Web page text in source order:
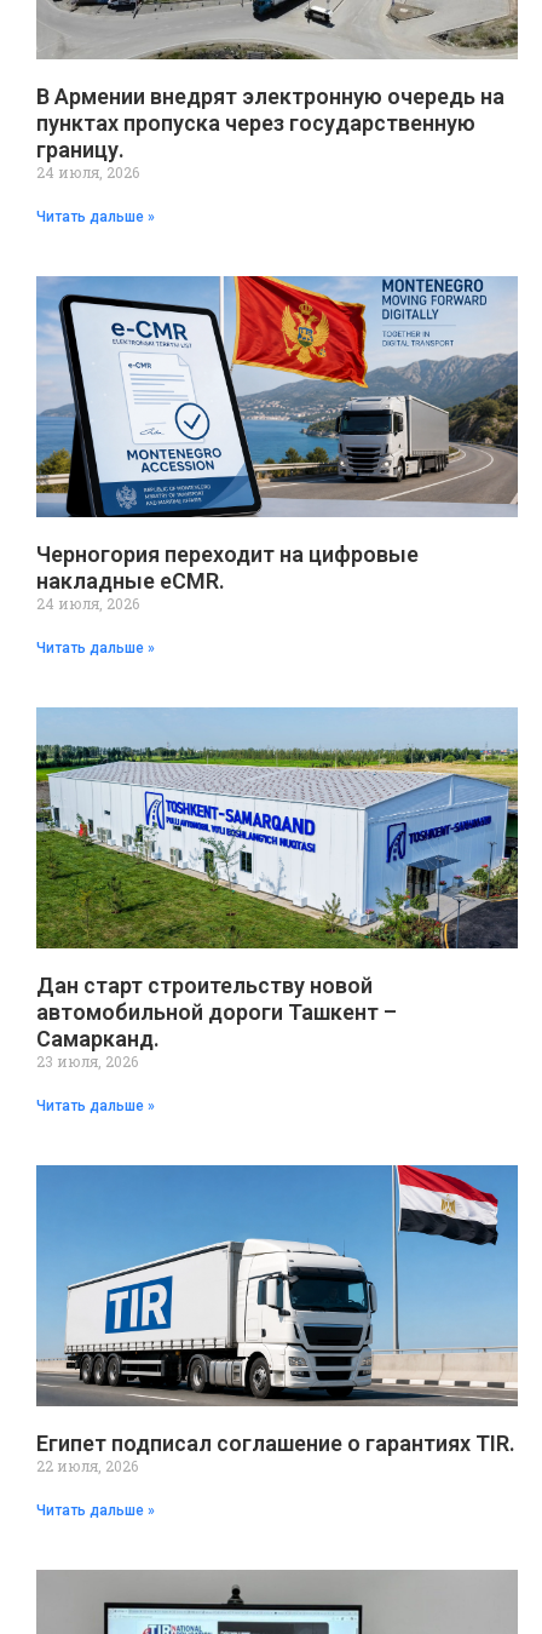
В Армении внедрят электронную очередь на
пунктах пропуска через государственную
границу.
24 июля, 2026
Читать дальше »
Черногория переходит на цифровые
накладные eCMR.
24 июля, 2026
Читать дальше »
Дан старт строительству новой
автомобильной дороги Ташкент –
Самарканд.
23 июля, 2026
Читать дальше »
Египет подписал соглашение о гарантиях TIR.
22 июля, 2026
Читать дальше »